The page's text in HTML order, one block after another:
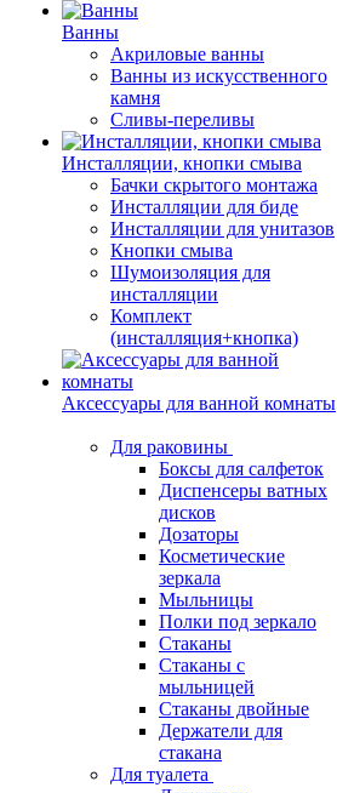
Ванны
Акриловые ванны
Ванны из искусственного
камня
Сливы-переливы
Инсталляции, кнопки смыва
Бачки скрытого монтажа
Инсталляции для биде
Инсталляции для унитазов
Кнопки смыва
Шумоизоляция для
инсталляции
Комплект
(инсталляция+кнопка)
Аксессуары для ванной комнаты
Для раковины
Боксы для салфеток
Диспенсеры ватных
дисков
Дозаторы
Косметические
зеркала
Мыльницы
Полки под зеркало
Стаканы
Стаканы с
мыльницей
Стаканы двойные
Держатели для
стакана
Для туалета